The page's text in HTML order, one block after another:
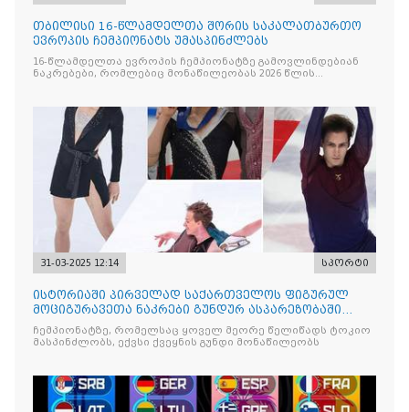
თბილისი 16-წლამდელთა შორის საკალათბურთო
ევროპის ჩემპიონატს უმასპინძლებს
16-წლამდელთა ევროპის ჩემპიონატზე გამოვლინდებიან
ნაკრებები, რომლებიც მონაწილეობას 2026 წლის
31-03-2025 12:14 სპორტი
ისტორიაში პირველად საქართველოს ფიგურულ
მოციგურავეთა ნაკრები გუნდურ ასპარეზობაში
მსოფლიოს ჩემპიონატზე იასპარეზებს
ჩემპიონატზე, რომელსაც ყოველ მეორე წელიწადს ტოკიო
მასპინძლობს, ექვსი ქვეყნის გუნდი მონაწილეობს